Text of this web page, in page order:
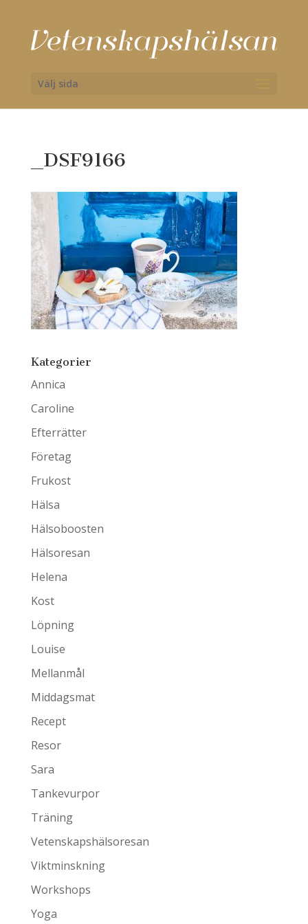
Välj sida
_DSF9166
Kategorier
Annica
Caroline
Efterrätter
Företag
Frukost
Hälsa
Hälsoboosten
Hälsoresan
Helena
Kost
Löpning
Louise
Mellanmål
Middagsmat
Recept
Resor
Sara
Tankevurpor
Träning
Vetenskapshälsoresan
Viktminskning
Workshops
Yoga